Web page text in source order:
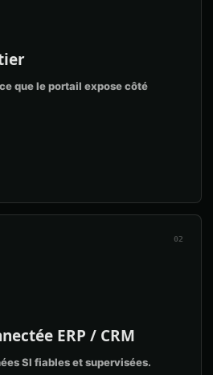
que le portail expose côté
02
ERP / CRM
SI fiables et supervisées.